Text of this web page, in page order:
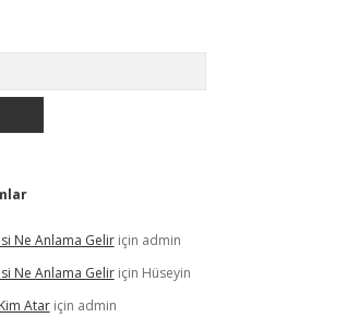
Ne Anlama Geliriçin admin
Ne Anlama Geliriçin Hüseyin
Atariçin admin